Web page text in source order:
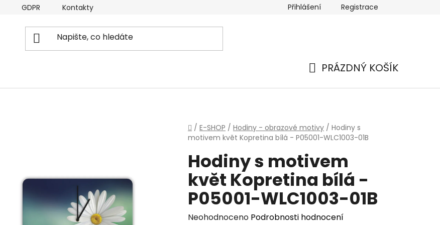
GDPR Kontakty Přihlášení Registrace
PRÁZDNÝ KOŠÍK
Domů
/ E-SHOP / Hodiny - obrazové motivy / Hodiny s
motivem květ Kopretina bílá - P05001-WLC1003-01B
Hodiny s motivem
květ Kopretina bílá -
P05001-WLC1003-01B
Průměrné
Neohodnoceno Podrobnosti hodnocení